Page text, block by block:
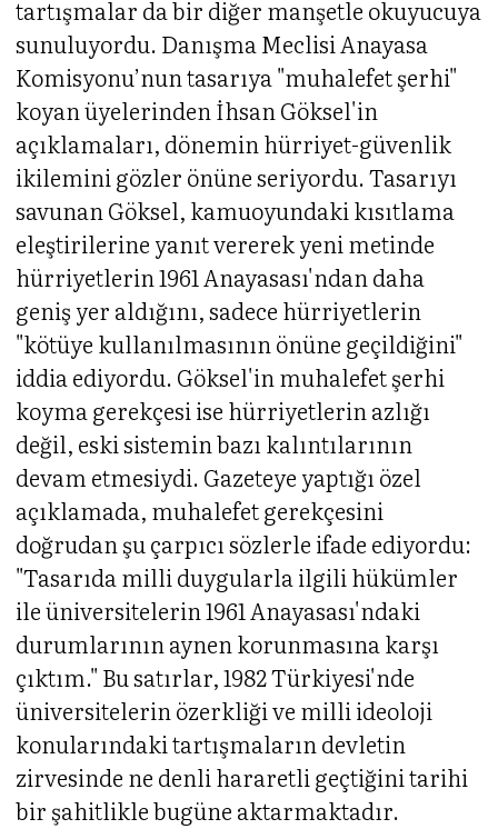
tartışmalar da bir diğer manşetle okuyucuya
sunuluyordu. Danışma Meclisi Anayasa
Komisyonu’nun tasarıya "muhalefet şerhi"
koyan üyelerinden İhsan Göksel'in
açıklamaları, dönemin hürriyet-güvenlik
ikilemini gözler önüne seriyordu. Tasarıyı
savunan Göksel, kamuoyundaki kısıtlama
eleştirilerine yanıt vererek yeni metinde
hürriyetlerin 1961 Anayasası'ndan daha
geniş yer aldığını, sadece hürriyetlerin
"kötüye kullanılmasının önüne geçildiğini"
iddia ediyordu. Göksel'in muhalefet şerhi
koyma gerekçesi ise hürriyetlerin azlığı
değil, eski sistemin bazı kalıntılarının
devam etmesiydi. Gazeteye yaptığı özel
açıklamada, muhalefet gerekçesini
doğrudan şu çarpıcı sözlerle ifade ediyordu:
"Tasarıda milli duygularla ilgili hükümler
ile üniversitelerin 1961 Anayasası'ndaki
durumlarının aynen korunmasına karşı
çıktım." Bu satırlar, 1982 Türkiyesi'nde
üniversitelerin özerkliği ve milli ideoloji
konularındaki tartışmaların devletin
zirvesinde ne denli hararetli geçtiğini tarihi
bir şahitlikle bugüne aktarmaktadır.